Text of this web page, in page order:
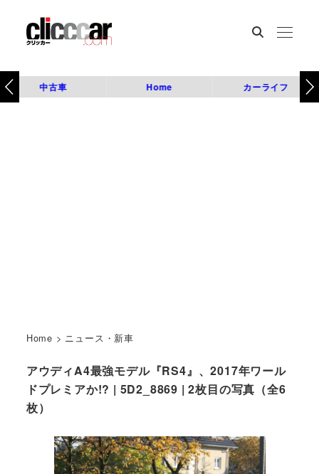
中古車 Home カーライフ
Home > ニュース・新車
アウディA4最強モデル『RS4』、2017年ワール
ドプレミアか!? | 5D2_8869 | 2枚目の写真（全6
枚）